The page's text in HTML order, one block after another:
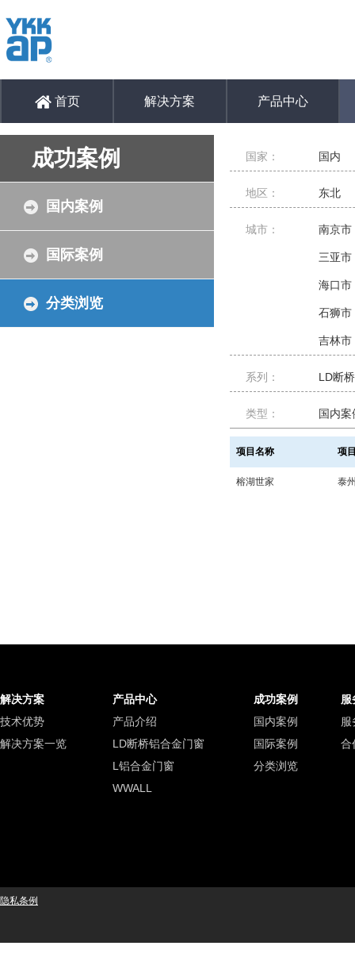
首页 解决方案 产品中心
成功案例
国内案例
国际案例
分类浏览
国家： 国内
地区： 东北
城市： 南京市
三亚市
海口市
石狮市
吉林市
系列： LD断
类型： 国内案
项目名称 项
榕湖世家 泰
解决方案 产品中心 成功案例
服
技术优势
产品介绍 国内案例
服
解决方案一览
LD断桥铝合金门窗 国际案例
合
L铝合金门窗
分类浏览
WWALL
隐私条例